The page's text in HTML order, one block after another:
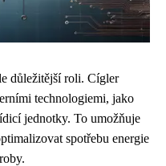
důležitější roli. Cígler
technologiemi, jako
jednotky. To umožňuje
spotřebu energie